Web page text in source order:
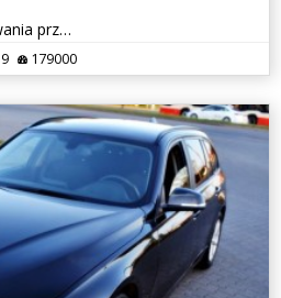
Panorama, Czujniki parkowania przód i tył, Kamera
179000